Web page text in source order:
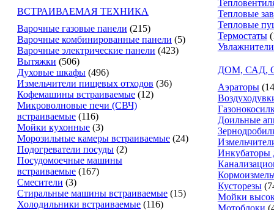
ВСТРАИВАЕМАЯ ТЕХНИКА
Варочные газовые панели (215)
Варочные комбинированные панели (5)
Варочные электрические панели (423)
Вытяжки (506)
Духовые шкафы (496)
Измельчители пищевых отходов (36)
Кофемашины встраиваемые (12)
Микроволновые печи (СВЧ)
встраиваемые (116)
Мойки кухонные (3)
Морозильные камеры встраиваемые (24)
Подогреватели посуды (2)
Посудомоечные машины
встраиваемые (167)
Смесители (3)
Стиральные машины встраиваемые (15)
Холодильники встраиваемые (116)
Тепловые
Тепловые
Термостаты
ДОМ, САД,
Аэраторы
Доильные
Инкубаторы
Кусторезы
Мойки
Мотоблоки